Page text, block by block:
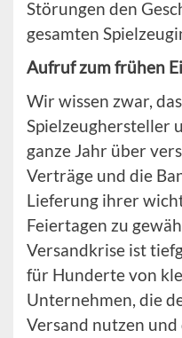
Störungen den
gesamten
Aufruf zum frühen
Wir wissen zwar,
Spielzeughersteller
ganze Jahr über
Verträge und die
Lieferung ihrer
Feiertagen zu
Versandkrise ist
für Hunderte von
Unternehmen, die
Versand nutzen